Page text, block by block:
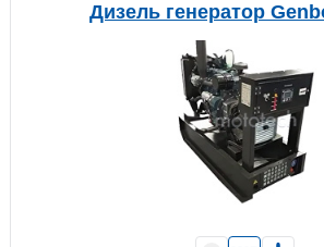
Дизель генератор